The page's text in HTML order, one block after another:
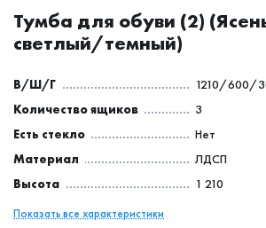
Тумба для обуви (2)
светлый/темный)
В/Ш/Г
1210/600/
Количество ящиков
3
Есть стекло
Нет
Материал
ЛДСП
Высота
1 210
Показать все характеристики